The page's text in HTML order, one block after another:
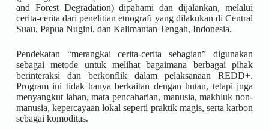
and Forest Degradation) dipahami dan dijalankan, melalui
cerita-cerita dari penelitian etnografi yang dilakukan di Central
Suau, Papua Nugini, dan Kalimantan Tengah, Indonesia.
Pendekatan “merangkai cerita-cerita sebagian” digunakan
sebagai metode untuk melihat bagaimana berbagai pihak
berinteraksi dan berkonflik dalam pelaksanaan REDD+.
Program ini tidak hanya berkaitan dengan hutan, tetapi juga
menyangkut lahan, mata pencaharian, manusia, makhluk non-
manusia, kepercayaan lokal seperti praktik magis, serta karbon
sebagai komoditas.